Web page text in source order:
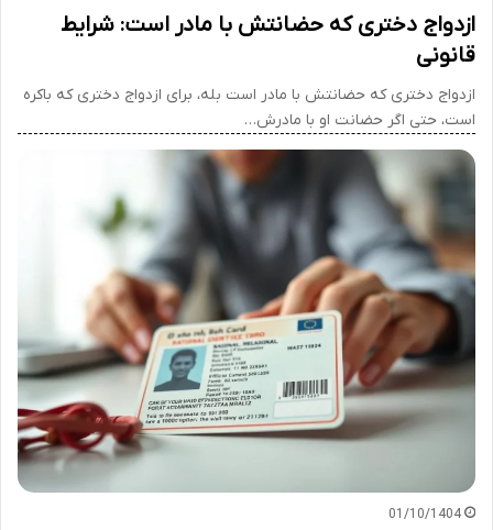
ازدواج دختری که حضانتش با مادر است: شرایط
قانونی
ازدواج دختری که حضانتش با مادر است بله، برای ازدواج دختری که باکره
است، حتی اگر حضانت او با مادرش…
01/10/1404